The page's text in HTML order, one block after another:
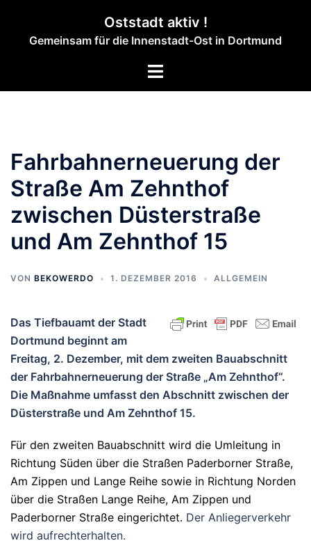
springen
Oststadt aktiv !
Gemeinsam für die Innenstadt-Ost in Dortmund
Menü
Fahrbahnerneuerung der
Straße Am Zehnthof
zwischen Düsterstraße
und Am Zehnthof 15
VON BEKOWERDO 1. DEZEMBER 2016 ALLGEMEIN
Das Tiefbauamt der Stadt
Dortmund beginnt am
Freitag, 2. Dezember, mit dem zweiten Bauabschnitt
der Fahrbahnerneuerung der Straße „Am Zehnthof“.
Die Maßnahme umfasst den Abschnitt zwischen der
Düsterstraße und Am Zehnthof 15.
Für den zweiten Bauabschnitt wird die Umleitung in
Richtung Süden über die Straßen Paderborner Straße,
Am Zippen und Lange Reihe sowie in Richtung Norden
über die Straßen Lange Reihe, Am Zippen und
Paderborner Straße eingerichtet. Der Anliegerverkehr
wird aufrechterhalten.